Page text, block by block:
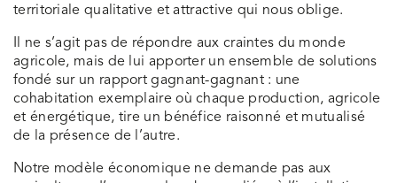
territoriale qualitative et attractive qui nous oblige.
Il ne s’agit pas de répondre aux craintes du monde
agricole, mais de lui apporter un ensemble de solutions
fondé sur un rapport gagnant-gagnant : une
cohabitation exemplaire où chaque production, agricole
et énergétique, tire un bénéfice raisonné et mutualisé
de la présence de l’autre.
Notre modèle économique ne demande pas aux